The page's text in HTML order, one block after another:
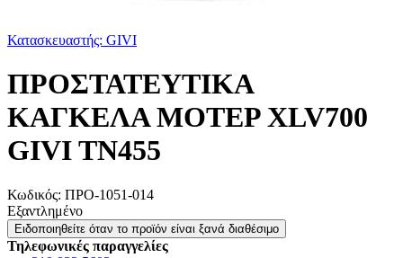
Κατασκευαστής: GIVI
ΠΡΟΣΤΑΤΕΥΤΙΚΑ
ΚΑΓΚΕΛΑ ΜΟΤΕΡ XLV700
GIVI TN455
Κωδικός: ΠΡΟ-1051-014
Εξαντλημένο
Ειδοποιηθείτε όταν το προϊόν είναι ξανά διαθέσιμο
Τηλεφωνικές παραγγελίες